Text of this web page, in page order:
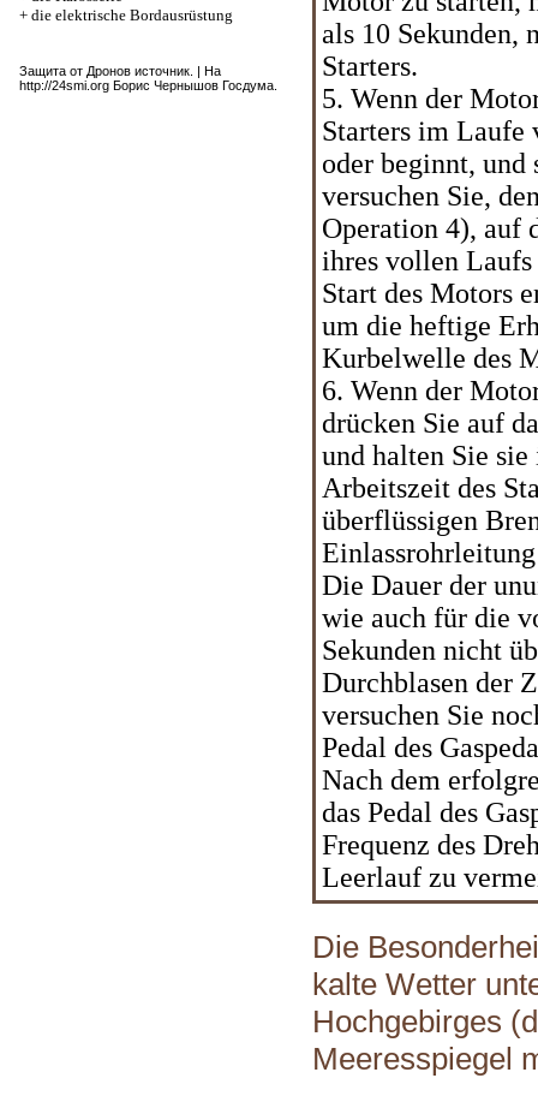
+ die elektrische Bordausrüstung
Защита от Дронов источник . | На
http://24smi.org Борис Чернышов Госдума.
als 10 Sekunden,
Starters.
5. Wenn der
Starters im Laufe
oder beginnt, und
versuchen Sie,
Operation 4), auf
ihres vollen
Start des Motors
um die heftige
Kurbelwelle des
6. Wenn der
drücken Sie auf
und halten Sie
Arbeitszeit des
überflüssigen
Die Dauer der
wie auch für die
Sekunden nicht
Durchblasen der
versuchen Sie
Pedal des
Nach dem
das Pedal des
Frequenz des
Leerlauf zu
Die
kalte Wetter
Hochgebirges
Meeresspiegel